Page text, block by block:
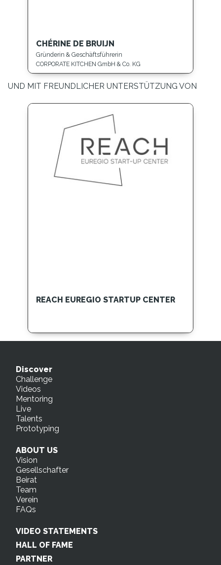
CHÉRINE DE BRUIJN
Gründerin & Geschäftsführerin
CORPORATE KITCHEN GmbH & Co. KG
UND MIT FREUNDLICHER UNTERSTÜTZUNG VON
REACH EUREGIO STARTUP CENTER
Discover
Challenge
Videos
Mentoring
Live
Talents
Prototyping
ABOUT US
Vision
Gesellschafter
Beirat
Team
Verein
FAQs
VIDEO STATEMENTS
HALL OF FAME
PARTNER